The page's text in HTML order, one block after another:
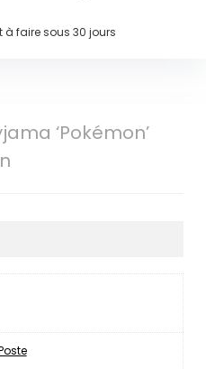
à faire sous 30 jours
‘Pokémon’